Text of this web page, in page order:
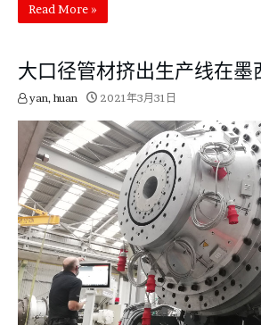
Read More »
大口径管材挤出生产线在墨
yan, huan 2021年3月31日